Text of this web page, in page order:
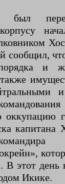
был
сообщил,
и
капитана
В этот день
Икике.